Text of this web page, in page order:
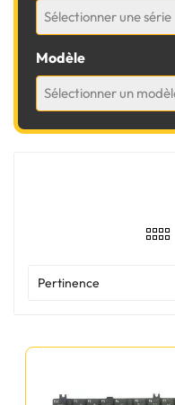
Sélectionner une série
Modèle
Sélectionner un
Pertinence